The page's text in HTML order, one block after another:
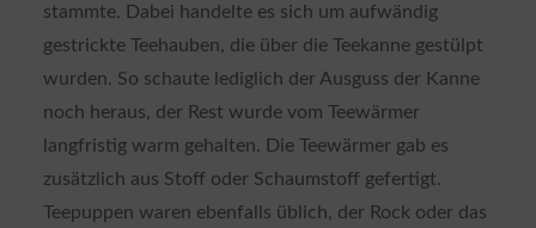
stammte. Dabei handelte es sich um aufwändig
gestrickte Teehauben, die über die Teekanne gestülpt
wurden. So schaute lediglich der Ausguss der Kanne
noch heraus, der Rest wurde vom Teewärmer
langfristig warm gehalten. Die Teewärmer gab es
zusätzlich aus Stoff oder Schaumstoff gefertigt.
Teepuppen waren ebenfalls üblich, der Rock oder das